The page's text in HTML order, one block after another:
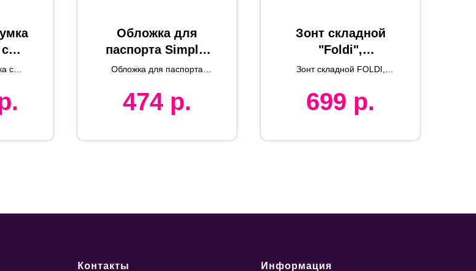
c
Обложка для
паспорта Simply,
13.5 х 19.5 см,
Обложка для паспорта
черная, PU
474 р.
Зонт складной
"Foldi",
механический,
Зонт складной FOLDI,
699 р.
Контакты Информация